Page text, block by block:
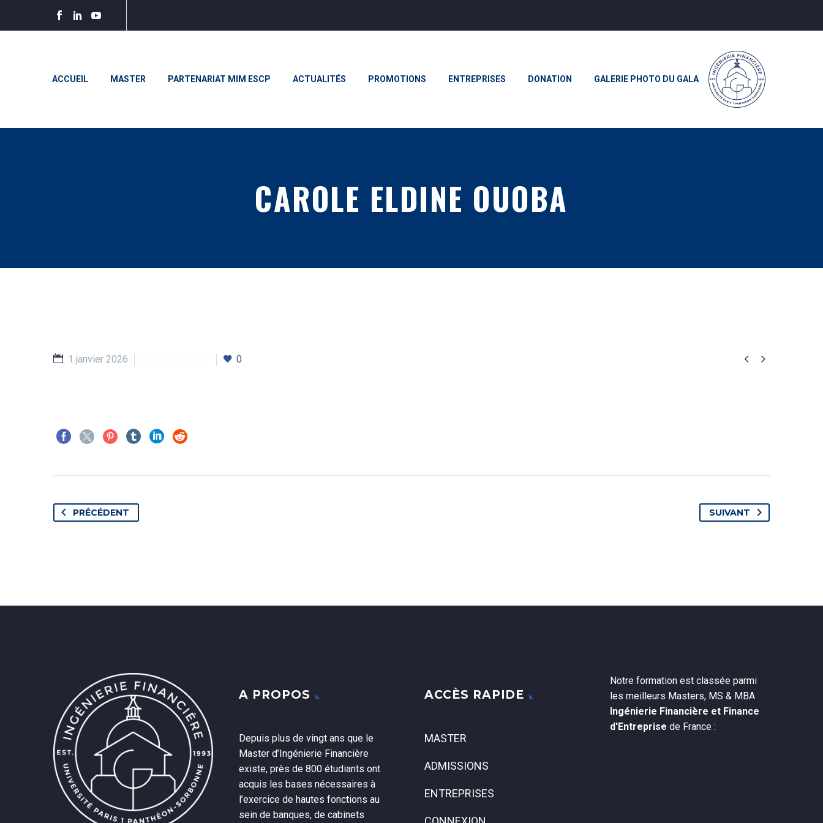
ACCUEIL MASTER PARTENARIAT MIM ESCP ACTUALITÉS PROMOTIONS ENTREPRISES DONATION GALERIE PHOTO DU GALA
CAROLE ELDINE OUOBA
 
1 janvier 2026 0
PRÉCÉDENT SUIVANT
A PROPOS
Depuis plus de vingt ans que le
Master d’Ingénierie Financière
existe, près de 800 étudiants ont
acquis les bases nécessaires à
l’exercice de hautes fonctions au
sein de banques, de cabinets
ACCÈS RAPIDE
MASTER
ADMISSIONS
ENTREPRISES
Notre formation est classée parmi
les meilleurs Masters, MS & MBA
Ingénierie Financière et Finance
d'Entreprise de France :